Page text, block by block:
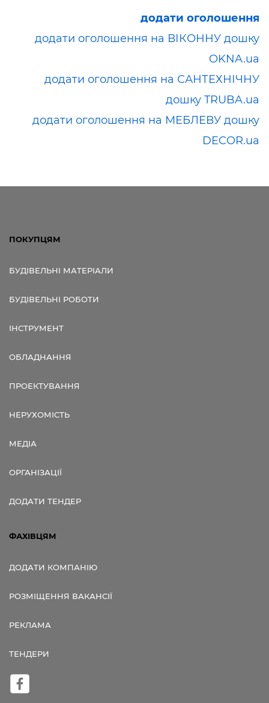
додати оголошення
додати оголошення на ВІКОННУ дошку
OKNA.ua
додати оголошення на САНТЕХНІЧНУ
дошку TRUBA.ua
додати оголошення на МЕБЛЕВУ дошку
DECOR.ua
ПОКУПЦЯМ
БУДІВЕЛЬНІ МАТЕРІАЛИ
БУДІВЕЛЬНІ РОБОТИ
ІНСТРУМЕНТ
ОБЛАДНАННЯ
ПРОЕКТУВАННЯ
НЕРУХОМІСТЬ
МЕДІА
ОРГАНІЗАЦІЇ
ДОДАТИ ТЕНДЕР
ФАХІВЦЯМ
ДОДАТИ КОМПАНІЮ
РОЗМІЩЕННЯ ВАКАНСІЇ
РЕКЛАМА
ТЕНДЕРИ